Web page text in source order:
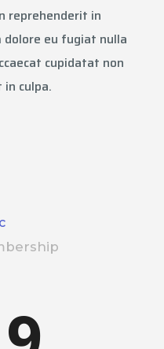
reprehenderit in
eu fugiat nulla
cupidatat non
culpa.